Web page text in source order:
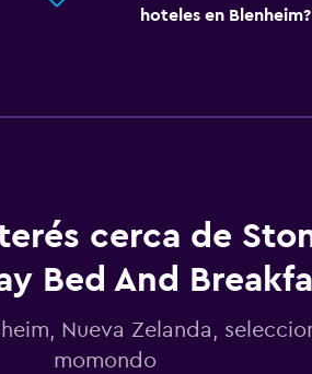
hoteles en Blenheim?
cerca de
Bed And
Nueva Zelanda,
momondo